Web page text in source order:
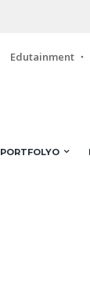
Edutainment
PORTFOLYO